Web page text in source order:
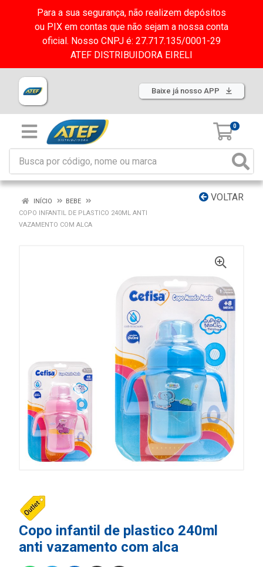
Para a sua segurança, não realizem depósitos
ou PIX em contas que não sejam a nossa conta
oficial. Nosso CNPJ é: 27.717.135/0001-29
ATEF DISTRIBUIDORA EIRELI
Baixe já nosso APP
0
VOLTAR
INÍCIO
BEBE
COPO INFANTIL DE PLASTICO 240ML ANTI
VAZAMENTO COM ALCA
Copo infantil de plastico 240ml
anti vazamento com alca